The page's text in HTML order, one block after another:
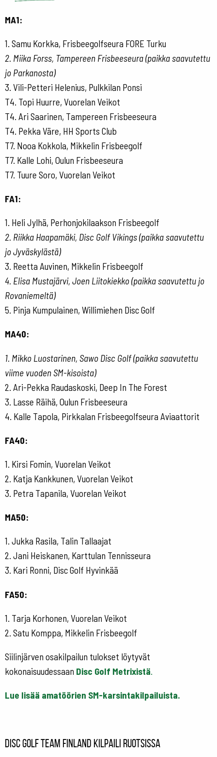
MA1:
1. Samu Korkka, Frisbeegolfseura FORE Turku
2. Miika Forss, Tampereen Frisbeeseura (paikka saavutettu
jo Parkanosta)
3. Vili-Petteri Helenius, Pulkkilan Ponsi
T4. Topi Huurre, Vuorelan Veikot
T4. Ari Saarinen, Tampereen Frisbeeseura
T4. Pekka Väre, HH Sports Club
T7. Nooa Kokkola, Mikkelin Frisbeegolf
T7. Kalle Lohi, Oulun Frisbeeseura
T7. Tuure Soro, Vuorelan Veikot
FA1:
1. Heli Jylhä, Perhonjokilaakson Frisbeegolf
2. Riikka Haapamäki, Disc Golf Vikings (paikka saavutettu
jo Jyväskylästä)
3. Reetta Auvinen, Mikkelin Frisbeegolf
4. Elisa Mustajärvi, Joen Liitokiekko (paikka saavutettu jo
Rovaniemeltä)
5. Pinja Kumpulainen, Willimiehen Disc Golf
MA40:
1. Mikko Luostarinen, Sawo Disc Golf (paikka saavutettu
viime vuoden SM-kisoista)
2. Ari-Pekka Raudaskoski, Deep In The Forest
3. Lasse Räihä, Oulun Frisbeeseura
4. Kalle Tapola, Pirkkalan Frisbeegolfseura Aviaattorit
FA40:
1. Kirsi Fomin, Vuorelan Veikot
2. Katja Kankkunen, Vuorelan Veikot
3. Petra Tapanila, Vuorelan Veikot
MA50:
1. Jukka Rasila, Talin Tallaajat
2. Jani Heiskanen, Karttulan Tennisseura
3. Kari Ronni, Disc Golf Hyvinkää
FA50:
1. Tarja Korhonen, Vuorelan Veikot
2. Satu Komppa, Mikkelin Frisbeegolf
Siilinjärven osakilpailun tulokset löytyvät
kokonaisuudessaan Disc Golf Metrixistä.
Lue lisää amatöörien SM-karsintakilpailuista.
Disc Golf Team Finland kilpaili Ruotsissa